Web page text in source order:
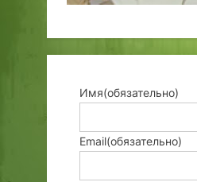
Имя(обязательно)
Email(обязательно)